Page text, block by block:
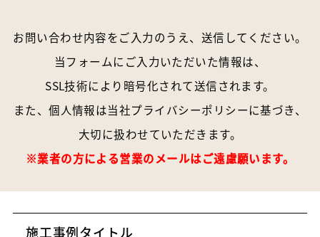
お問い合わせ内容をご入力のうえ、送信してください。
当フォームにご入力いただいた情報は、
SSL技術により暗号化されて送信されます。
また、個人情報は当社プライバシーポリシーに基づき、
大切に扱わせていただきます。
※業者の方による営業のメールはご遠慮願います。
施工事例タイトル